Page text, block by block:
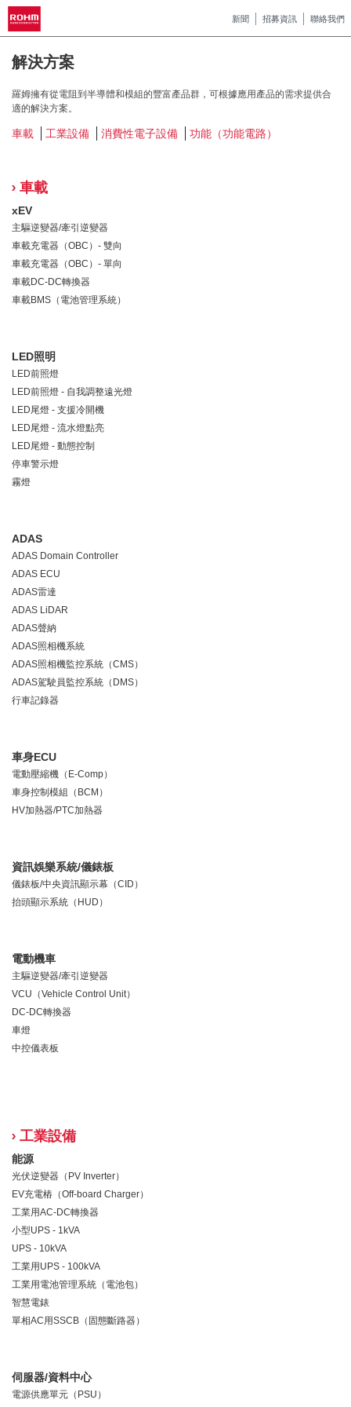
新聞 招募資訊 聯絡我們
解決方案
羅姆擁有從電阻到半導體和模組的豐富產品群，可根據應用產品的需求提供合
適的解決方案。
車載 工業設備 消費性電子設備 功能（功能電路）
車載
xEV
主驅逆變器/牽引逆變器
車載充電器（OBC）- 雙向
車載充電器（OBC）- 單向
車載DC-DC轉換器
車載BMS（電池管理系統）
LED照明
LED前照燈
LED前照燈 - 自我調整遠光燈
LED尾燈 - 支援冷開機
LED尾燈 - 流水燈點亮
LED尾燈 - 動態控制
停車警示燈
霧燈
ADAS
ADAS Domain Controller
ADAS ECU
ADAS雷達
ADAS LiDAR
ADAS聲納
ADAS照相機系統
ADAS照相機監控系統（CMS）
ADAS駕駛員監控系統（DMS）
行車記錄器
車身ECU
電動壓縮機（E-Comp）
車身控制模組（BCM）
HV加熱器/PTC加熱器
資訊娛樂系統/儀錶板
儀錶板/中央資訊顯示幕（CID）
抬頭顯示系統（HUD）
電動機車
主驅逆變器/牽引逆變器
VCU（Vehicle Control Unit）
DC-DC轉換器
車燈
中控儀表板
工業設備
能源
光伏逆變器（PV Inverter）
EV充電樁（Off-board Charger）
工業用AC-DC轉換器
小型UPS - 1kVA
UPS - 10kVA
工業用UPS - 100kVA
工業用電池管理系統（電池包）
智慧電錶
單相AC用SSCB（固態斷路器）
伺服器/資料中心
電源供應單元（PSU）